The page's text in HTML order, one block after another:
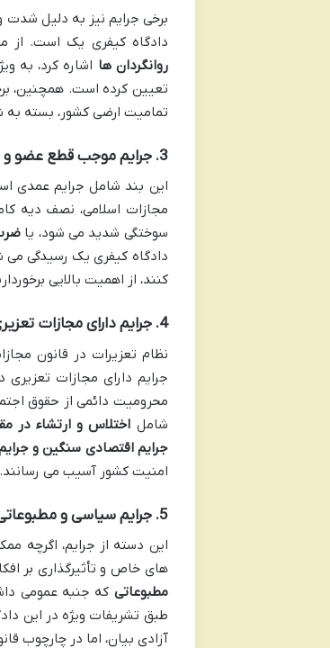
برخی جرایم نیز به دلیل
دادگاه کیفری یک است. از
روانگردان ها اشاره کرد، به
تعیین کرده است. همچنین،
تمامیت ارضی کشور، بسته
3. جرایم موجب قطع عضو و جنایات عمدی با نصف دیه کامل یا بیشتر
این بند شامل جرایم عمدی
مجازات اسلامی، نصف دیه
سوختگی شدید می شود، یا
دادگاه کیفری یک رسیدگی می
کنند، از اهمیت بالایی
4. جرایم دارای مجازات تعزیری درجه سه و بالاتر
نظام تعزیرات در قانون
محرومیت دائمی از حقوق
شامل اختلاس و ارتشاء در
جرایم اقتصادی سنگین و
امنیت کشور آسیب می رسانند.
5. جرایم سیاسی و مطبوعاتی
این دسته از جرایم، اگرچه
های خاص و تأثیرگذاری بر
مطبوعاتی که جنبه عمومی
طبق تشریفات ویژه در این
آزادی بیان، اما در چارچوب